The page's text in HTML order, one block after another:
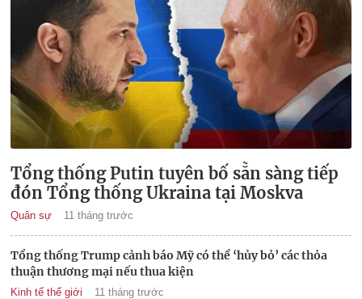
Tổng thống Putin tuyên bố sẵn sàng tiếp
đón Tổng thống Ukraina tại Moskva
Quân sự 11 tháng trước
Tổng thống Trump cảnh báo Mỹ có thể ‘hủy bỏ’ các thỏa
thuận thương mại nếu thua kiện
Kinh tế thế giới 11 tháng trước